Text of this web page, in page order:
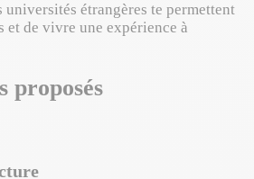
universités étrangères te permettent
et de vivre une expérience à
proposés